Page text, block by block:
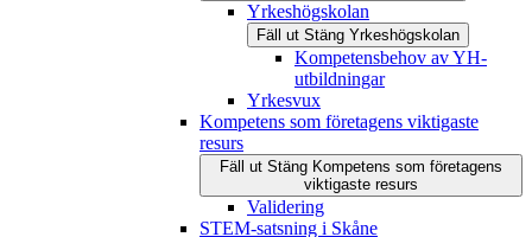
Yrkeshögskolan
Fäll ut Stäng Yrkeshögskolan
Kompetensbehov av YH-
utbildningar
Yrkesvux
Kompetens som företagens viktigaste
resurs
Fäll ut Stäng Kompetens som företagens
viktigaste resurs
Validering
STEM-satsning i Skåne